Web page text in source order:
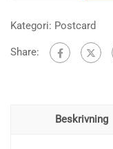
Kategori: Postcard
Share:
Beskrivning